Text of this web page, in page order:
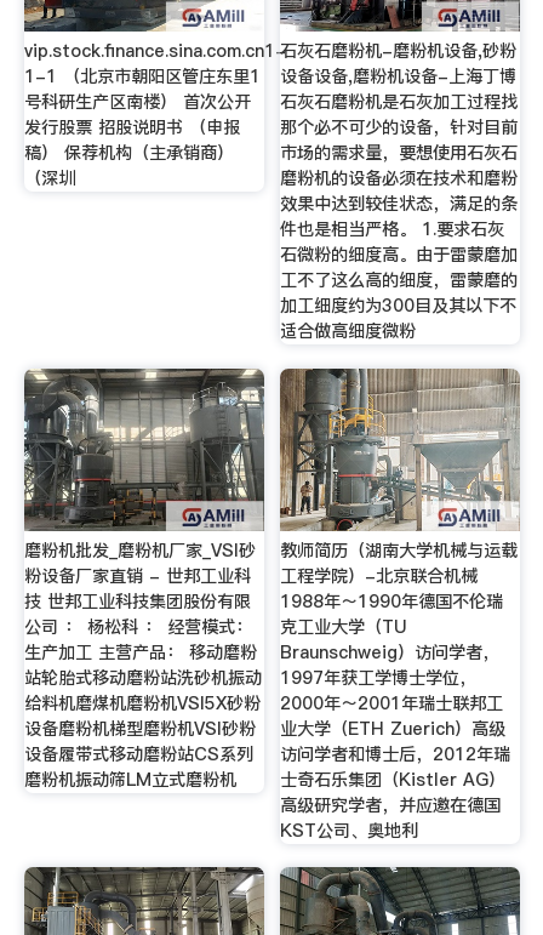
vip.stock.finance.sina.com.cn1-
1-1 （北京市朝阳区管庄东里1
号科研生产区南楼） 首次公开
发行股票 招股说明书 （申报
稿） 保荐机构（主承销商）
（深圳
石灰石磨粉机-磨粉机设备,砂粉
设备设备,磨粉机设备-上海丁博
石灰石磨粉机是石灰加工过程找
那个必不可少的设备，针对目前
市场的需求量，要想使用石灰石
磨粉机的设备必须在技术和磨粉
效果中达到较佳状态，满足的条
件也是相当严格。 1.要求石灰
石微粉的细度高。由于雷蒙磨加
工不了这么高的细度，雷蒙磨的
加工细度约为300目及其以下不
适合做高细度微粉
磨粉机批发_磨粉机厂家_VSI砂
粉设备厂家直销 - 世邦工业科
技 世邦工业科技集团股份有限
公司 ： 杨松科 ： 经营模式：
生产加工 主营产品： 移动磨粉
站轮胎式移动磨粉站洗砂机振动
给料机磨煤机磨粉机VSI5X砂粉
设备磨粉机梯型磨粉机VSI砂粉
设备履带式移动磨粉站CS系列
磨粉机振动筛LM立式磨粉机
教师简历（湖南大学机械与运载
工程学院）-北京联合机械
1988年～1990年德国不伦瑞
克工业大学（TU
Braunschweig）访问学者，
1997年获工学博士学位，
2000年～2001年瑞士联邦工
业大学（ETH Zuerich）高级
访问学者和博士后，2012年瑞
士奇石乐集团（Kistler AG）
高级研究学者，并应邀在德国
KST公司、奥地利